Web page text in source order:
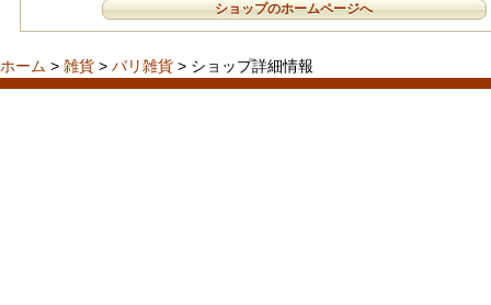
ショップのホームページへ
ホーム > 雑貨 > バリ雑貨 > ショップ詳細情報